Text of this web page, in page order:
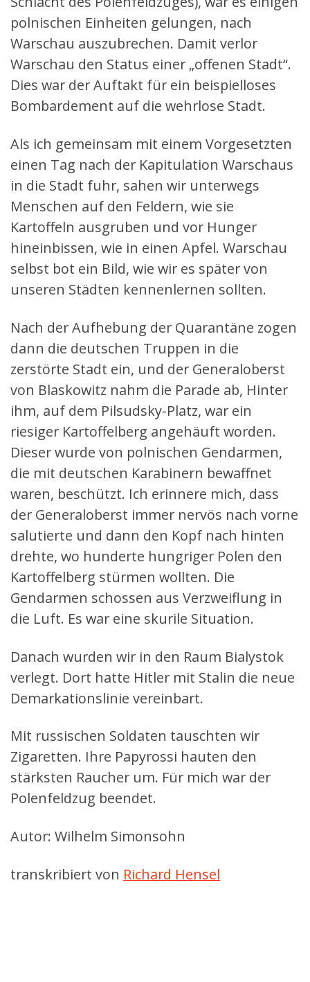
polnischen Einheiten gelungen, nach
Warschau auszubrechen. Damit verlor
Warschau den Status einer „offenen Stadt“.
Dies war der Auftakt für ein beispielloses
Bombardement auf die wehrlose Stadt.
Als ich gemeinsam mit einem Vorgesetzten
einen Tag nach der Kapitulation Warschaus
in die Stadt fuhr, sahen wir unterwegs
Menschen auf den Feldern, wie sie
Kartoffeln ausgruben und vor Hunger
hineinbissen, wie in einen Apfel. Warschau
selbst bot ein Bild, wie wir es später von
unseren Städten kennenlernen sollten.
Nach der Aufhebung der Quarantäne zogen
dann die deutschen Truppen in die
zerstörte Stadt ein, und der Generaloberst
von Blaskowitz nahm die Parade ab, Hinter
ihm, auf dem Pilsudsky-Platz, war ein
riesiger Kartoffelberg angehäuft worden.
Dieser wurde von polnischen Gendarmen,
die mit deutschen Karabinern bewaffnet
waren, beschützt. Ich erinnere mich, dass
der Generaloberst immer nervös nach vorne
salutierte und dann den Kopf nach hinten
drehte, wo hunderte hungriger Polen den
Kartoffelberg stürmen wollten. Die
Gendarmen schossen aus Verzweiflung in
die Luft. Es war eine skurile Situation.
Danach wurden wir in den Raum Bialystok
verlegt. Dort hatte Hitler mit Stalin die neue
Demarkationslinie vereinbart.
Mit russischen Soldaten tauschten wir
Zigaretten. Ihre Papyrossi hauten den
stärksten Raucher um. Für mich war der
Polenfeldzug beendet.
Autor: Wilhelm Simonsohn
transkribiert von Richard Hensel